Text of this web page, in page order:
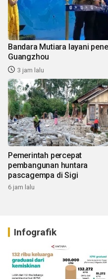
Bandara Mutiara layani
Guangzhou
3 jam lalu
Pemerintah percepat
pembangunan huntara
pascagempa di Sigi
6 jam lalu
Infografik